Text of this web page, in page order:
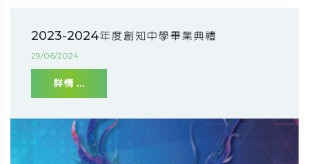
2023-2024年度創知中學畢業典禮
29/06/2024
詳情 ...